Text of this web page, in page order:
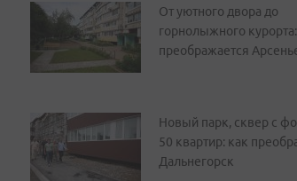
От уютного двора до
горнолыжного
преображается
Новый парк, сквер с
50 квартир: как
Дальнегорск